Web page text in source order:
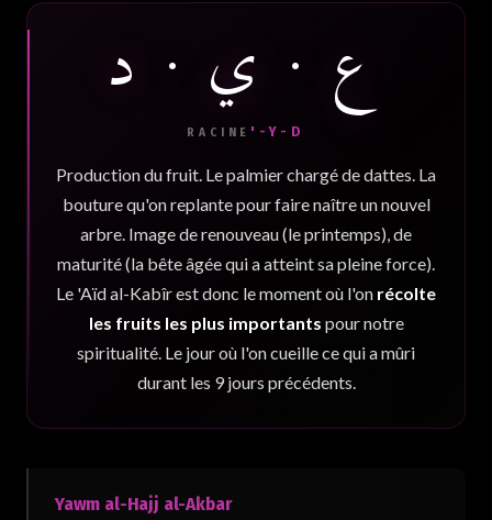
ع · ي · د
RACINE '-Y-D
Production du fruit. Le palmier chargé de dattes. La
bouture qu'on replante pour faire naître un nouvel
arbre. Image de renouveau (le printemps), de
maturité (la bête âgée qui a atteint sa pleine force).
Le 'Aïd al-Kabîr est donc le moment où l'on récolte
les fruits les plus importants pour notre
spiritualité. Le jour où l'on cueille ce qui a mûri
durant les 9 jours précédents.
Yawm al-Hajj al-Akbar